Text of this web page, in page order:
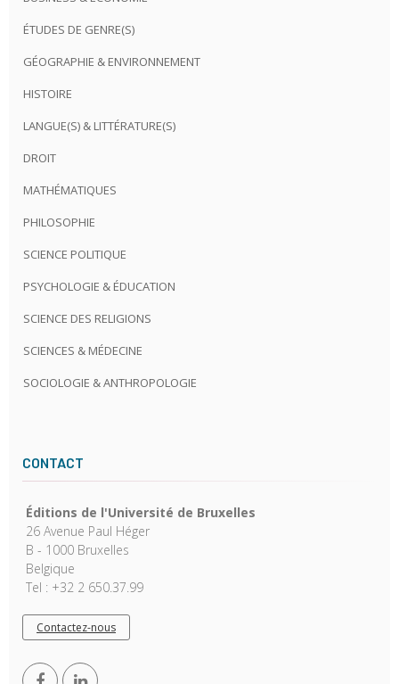
ÉTUDES DE GENRE(S)
GÉOGRAPHIE & ENVIRONNEMENT
HISTOIRE
LANGUE(S) & LITTÉRATURE(S)
DROIT
MATHÉMATIQUES
PHILOSOPHIE
SCIENCE POLITIQUE
PSYCHOLOGIE & ÉDUCATION
SCIENCE DES RELIGIONS
SCIENCES & MÉDECINE
SOCIOLOGIE & ANTHROPOLOGIE
CONTACT
Éditions de l'Université de Bruxelles
26 Avenue Paul Héger
B - 1000 Bruxelles
Belgique
Tel : +32 2 650.37.99
Contactez-nous